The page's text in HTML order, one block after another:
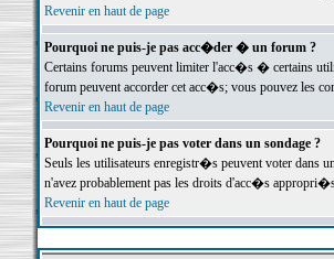
Revenir en haut de page
Pourquoi ne puis-je pas acc�der � un forum ?
Certains forums peuvent limiter l'acc�s � certains
forum peuvent accorder cet acc�s; vous pouvez les
Revenir en haut de page
Pourquoi ne puis-je pas voter dans un sondage ?
Seuls les utilisateurs enregistr�s peuvent voter dans
n'avez probablement pas les droits d'acc�s
Revenir en haut de page